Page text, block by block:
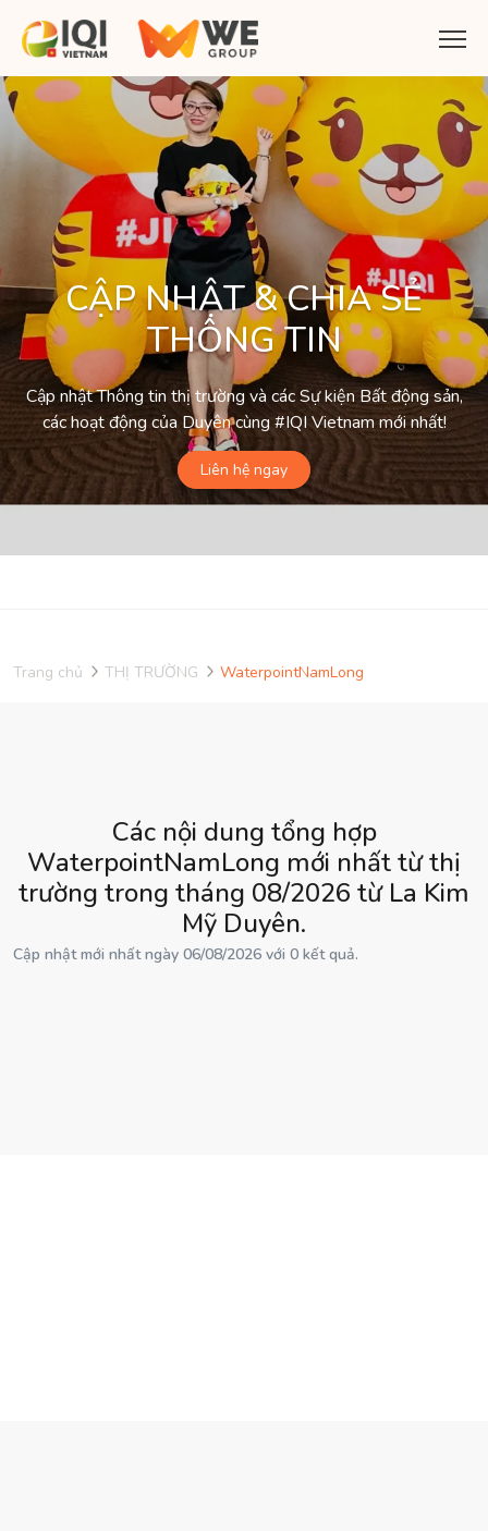
CẬP NHẬT & CHIA SẺ
THÔNG TIN
Cập nhật Thông tin thị trường và các Sự kiện Bất động sản,
các hoạt động của Duyên cùng #IQI Vietnam mới nhất!
Liên hệ ngay
Trang chủ THỊ TRƯỜNG WaterpointNamLong
Các nội dung tổng hợp
WaterpointNamLong mới nhất từ thị
trường trong tháng 08/2026 từ La Kim
Mỹ Duyên.
Cập nhật mới nhất ngày 06/08/2026 với 0 kết quả.